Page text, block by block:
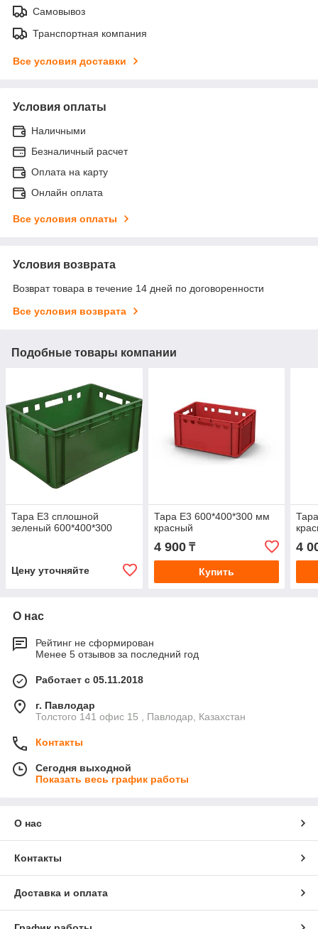
Самовывоз
Транспортная компания
Все условия доставки
Условия оплаты
Наличными
Безналичный расчет
Оплата на карту
Онлайн оплата
Все условия оплаты
Условия возврата
Возврат товара в течение 14 дней по договоренности
Все условия возврата
Подобные товары компании
Тара Е3 сплошной
зеленый 600*400*300
Цену уточняйте
Тара Е3 600*400*300 мм
красный
4 900₸
Купить
4
О нас
Рейтинг не сформирован
Менее 5 отзывов за последний год
Работает с 05.11.2018
г. Павлодар
Толстого 141 офис 15 , Павлодар, Казахстан
Контакты
Сегодня выходной
Показать весь график работы
О нас
Контакты
Доставка и оплата